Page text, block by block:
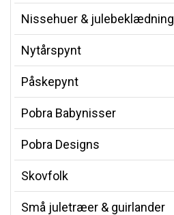
Nissehuer & julebeklædning
Nytårspynt
Påskepynt
Pobra Babynisser
Pobra Designs
Skovfolk
Små juletræer & guirlander